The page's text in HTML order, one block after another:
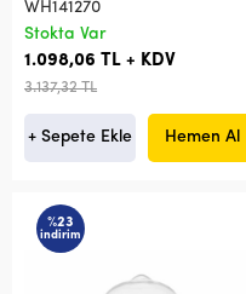
WH141270
Stokta Var
1.098,06 TL + KDV
3.137,32 TL
+ Sepete Ekle Hemen Al
%23
indirim